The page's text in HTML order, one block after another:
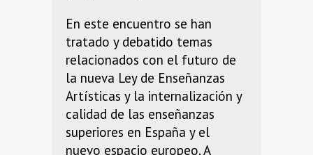
En este encuentro se han
tratado y debatido temas
relacionados con el futuro de
la nueva Ley de Enseñanzas
Artísticas y la internalización y
calidad de las enseñanzas
superiores en España y el
nuevo espacio europeo. A